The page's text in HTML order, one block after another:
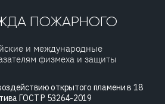
ПОЖАРНОГО
и международные
физмеха и защиты
открытого пламени в 18
ГОСТ Р 53264-2019